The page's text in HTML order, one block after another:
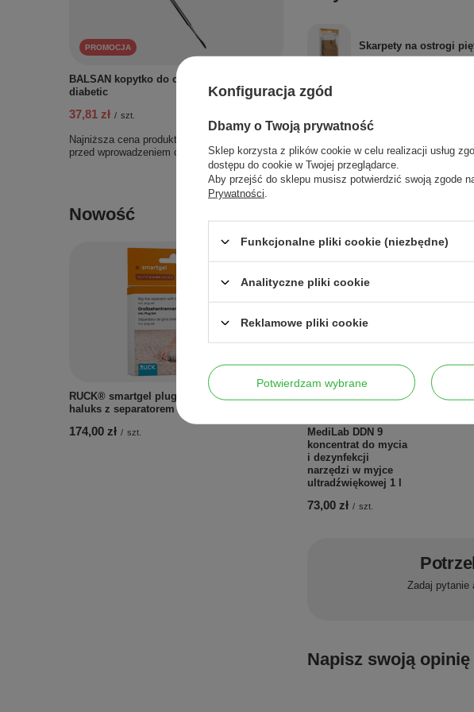
PROMOCJA
BALSAN kopytko do odsuwania skórek,
diabetic
37,81 zł / szt.
Najniższa cena produktu w okresie 30 dni
przed wprowadzeniem obniżki:42,00 zł -9%
Nowość
RUCK® smartgel plug+switch osłona na
haluks z separatorem dużego palca - 4 szt.
174,00 zł / szt.
Skarpety na ostrogi
Skarpety odciążające
MediLab DDN 9
koncentrat do mycia
i dezynfekcji
narzędzi w myjce
ultradźwiękowej 1 l
73,00 zł / szt.
mm /
szt.)
Zadaj pytanie
Napisz swoją opinię
Konfiguracja zgód
Dbamy o Twoją prywatność
Sklep korzysta z plików cookie w celu realizacji usług
dostępu do cookie w Twojej przeglądarce.
Aby przejść do sklepu musisz potwierdzić swoją zgode
Prywatności
Funkcjonalne pliki cookie (niezbędne)
Analityczne pliki cookie
Reklamowe pliki cookie
Potwierdzam wybrane